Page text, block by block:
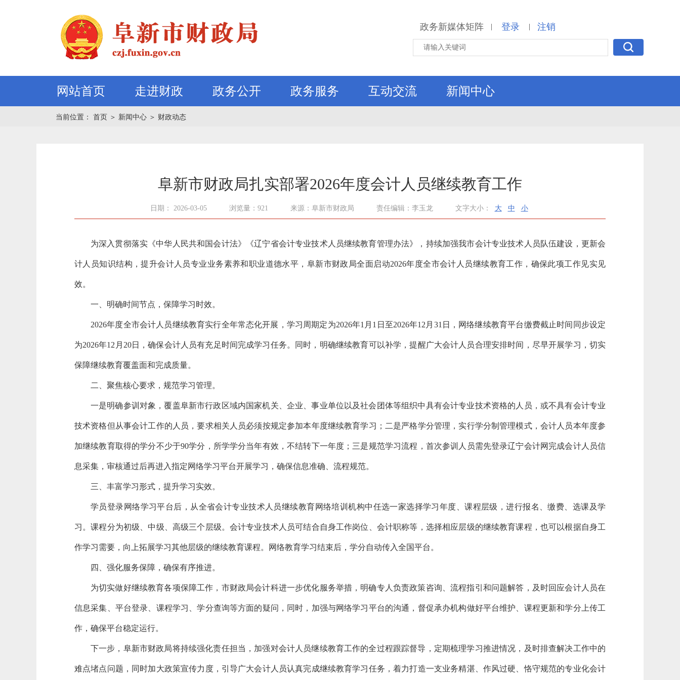
政务新媒体矩阵 | 登录 | 注销
网站首页 走进财政 政务公开 政务服务 互动交流 新闻中心
当前位置： 首页 ＞ 新闻中心 ＞ 财政动态
阜新市财政局扎实部署2026年度会计人员继续教育工作
日期： 2026-03-05 浏览量：921 来源：阜新市财政局 责任编辑：李玉龙 文字大小： 大 中 小
为深入贯彻落实《中华人民共和国会计法》《辽宁省会计专业技术人员继续教育管理办法》，持续加强我市会计专业技术人员队伍建设，更新会
计人员知识结构，提升会计人员专业业务素养和职业道德水平，阜新市财政局全面启动2026年度全市会计人员继续教育工作，确保此项工作见实见
效。
一、明确时间节点，保障学习时效。
2026年度全市会计人员继续教育实行全年常态化开展，学习周期定为2026年1月1日至2026年12月31日，网络继续教育平台缴费截止时间同步设定
为2026年12月20日，确保会计人员有充足时间完成学习任务。同时，明确继续教育可以补学，提醒广大会计人员合理安排时间，尽早开展学习，切实
保障继续教育覆盖面和完成质量。
二、聚焦核心要求，规范学习管理。
一是明确参训对象，覆盖阜新市行政区域内国家机关、企业、事业单位以及社会团体等组织中具有会计专业技术资格的人员，或不具有会计专业
技术资格但从事会计工作的人员，要求相关人员必须按规定参加本年度继续教育学习；二是严格学分管理，实行学分制管理模式，会计人员本年度参
加继续教育取得的学分不少于90学分，所学学分当年有效，不结转下一年度；三是规范学习流程，首次参训人员需先登录辽宁会计网完成会计人员信
息采集，审核通过后再进入指定网络学习平台开展学习，确保信息准确、流程规范。
三、丰富学习形式，提升学习实效。
学员登录网络学习平台后， 从全省会计专业技术人员继续教育网络培训机构中任选一家选择学习年度、课程层级，进行报名、缴费、选课及学
习。课程分为初级、中级、高级三个层级。会计专业技术人员可结合自身工作岗位、会计职称等，选择相应层级的继续教育课程，也可以根据自身工
作学习需要，向上拓展学习其他层级的继续教育课程。网络教育学习结束后，学分自动传入全国平台。
四、强化服务保障，确保有序推进。
为切实做好继续教育各项保障工作，市财政局会计科进一步优化服务举措，明确专人负责政策咨询、流程指引和问题解答，及时回应会计人员在
信息采集、平台登录、课程学习、学分查询等方面的疑问，同时，加强与网络学习平台的沟通，督促承办机构做好平台维护、课程更新和学分上传工
作，确保平台稳定运行。
下一步，阜新市财政局将持续强化责任担当，加强对会计人员继续教育工作的全过程跟踪督导，定期梳理学习推进情况，及时排查解决工作中的
难点堵点问题，同时加大政策宣传力度，引导广大会计人员认真完成继续教育学习任务，着力打造一支业务精湛、作风过硬、恪守规范的专业化会计